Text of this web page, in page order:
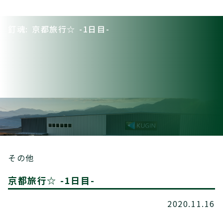
釘魂: 京都旅行☆ -1日目-
その他
京都旅行☆ -1日目-
2020.11.16